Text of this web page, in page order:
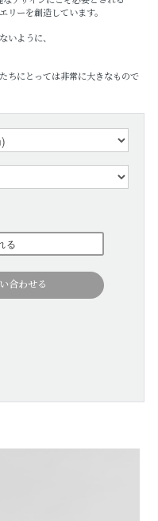
リーを創造しています。
いように、
ちにとっては非常に大きなもので
合わせる